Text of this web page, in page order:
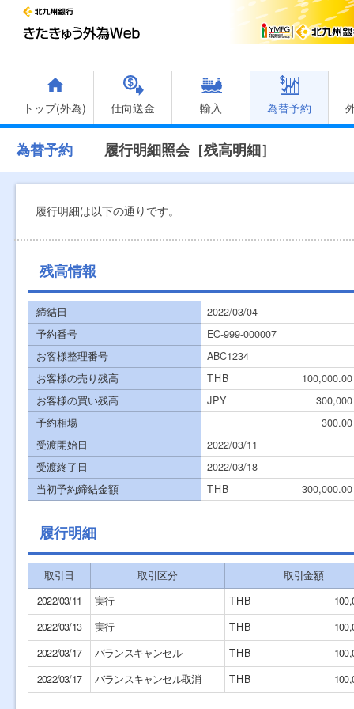
トップ(外為) 仕向送金 輸入 為替予約
為替予約 履行明細照会［残高明細］
履行明細は以下の通りです。
残高情報
締結日
2022/03/04
予約番号
EC-999-000007
お客様整理番号
ABC1234
お客様の売り残高
THB
100,000.00
お客様の買い残高
JPY
300,000
予約相場
300.00
受渡開始日
2022/03/11
受渡終了日
2022/03/18
当初予約締結金額
THB 300,000.00
履行明細
取引日 取引区分
取引金額
2022/03/11
実行 THB
2022/03/13
実行 THB
2022/03/17
バランスキャンセル THB
2022/03/17
バランスキャンセル取消 THB